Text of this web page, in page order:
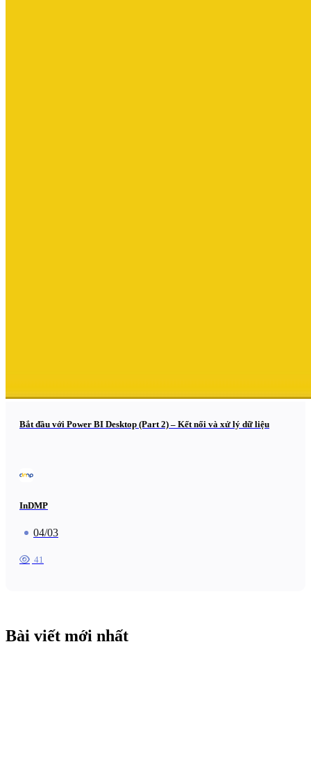
Bắt đầu với Power BI Desktop (Part 2) – Kết nối và xử lý dữ liệu
InDMP
04/03
41
Bài viết mới nhất